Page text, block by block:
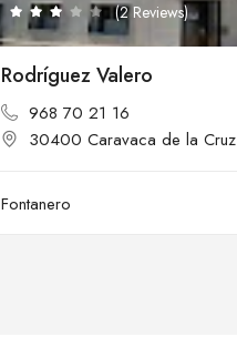
(2 Reviews)
Rodríguez Valero
968 70 21 16
30400 Caravaca de la Cruz
Fontanero